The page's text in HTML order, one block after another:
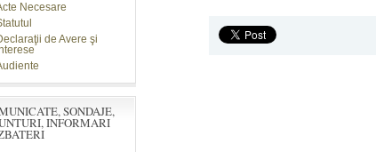
Necesare
de Avere şi
SONDAJE,
INFORMARI